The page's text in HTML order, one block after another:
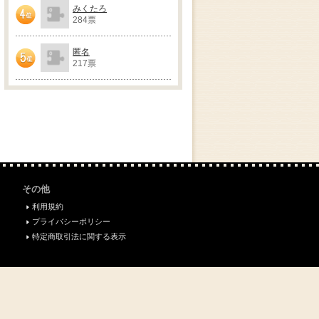
4位
みくたろ
284票
5位
匿名
217票
その他
利用規約
プライバシーポリシー
特定商取引法に関する表示